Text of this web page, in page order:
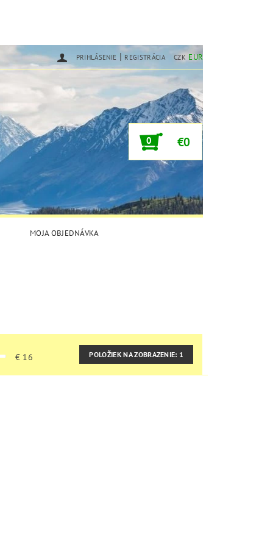
CZK EUR
PRIHLÁSENIE | REGISTRÁCIA
0 €0
MOJA OBJEDNÁVKA
€ 16 POLOŽIEK NA ZOBRAZENIE: 1